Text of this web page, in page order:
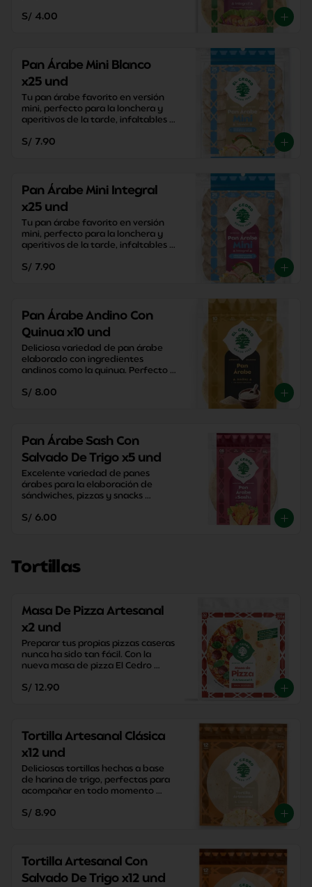
S/ 4.00
Pan Árabe Mini Blanco
x25 und
Tu pan árabe favorito en versión
mini, perfecto para la lonchera y
aperitivos de la tarde, infaltables
S/ 7.90
Pan Árabe Mini Integral
x25 und
Tu pan árabe favorito en versión
mini, perfecto para la lonchera y
aperitivos de la tarde, infaltables
S/ 7.90
Pan Árabe Andino Con
Quinua x10 und
Deliciosa variedad de pan árabe
elaborado con ingredientes
andinos como la quinua. Perfecto
un sabor tradicional.
S/ 8.00
Pan Árabe Sash Con
Salvado De Trigo x5 und
Excelente variedad de panes
árabes para la elaboración de
sándwiches, pizzas y snacks
entre familia y amigos.
S/ 6.00
Tortillas
Masa De Pizza Artesanal
x2 und
Preparar tus propias pizzas caseras
nunca ha sido tan fácil. Con la
nueva masa de pizza El Cedro
20 minutos.
S/ 12.90
Tortilla Artesanal Clásica
x12 und
Deliciosas tortillas hechas a base
de harina de trigo, perfectas para
acompañar en todo momento
versatilidad y practicidad.
S/ 8.90
Tortilla Artesanal Con
Salvado De Trigo x12 und